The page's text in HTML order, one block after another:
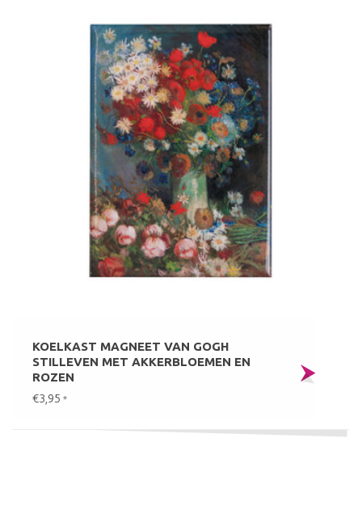
KOELKAST MAGNEET VAN GOGH
STILLEVEN MET AKKERBLOEMEN EN
ROZEN
€3,95 *